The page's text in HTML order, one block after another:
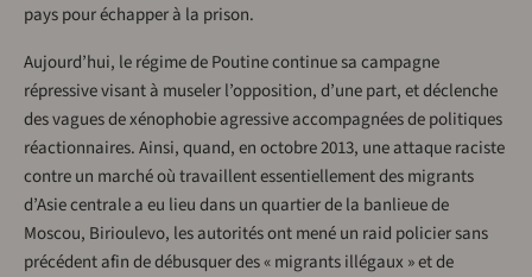
pays pour échapper à la prison.
Aujourd’hui, le régime de Poutine continue sa campagne
répressive visant à museler l’opposition, d’une part, et déclenche
des vagues de xénophobie agressive accompagnées de politiques
réactionnaires. Ainsi, quand, en octobre 2013, une attaque raciste
contre un marché où travaillent essentiellement des migrants
d’Asie centrale a eu lieu dans un quartier de la banlieue de
Moscou, Birioulevo, les autorités ont mené un raid policier sans
précédent afin de débusquer des « migrants illégaux » et de